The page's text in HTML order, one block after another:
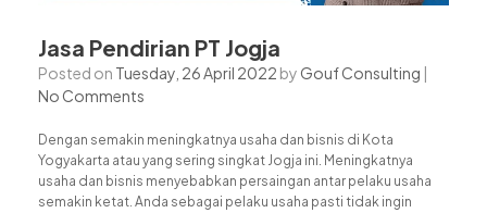
Jasa Pendirian PT Jogja
Posted on Tuesday, 26 April 2022 by Gouf Consulting
No Comments
Dengan semakin meningkatnya usaha dan bisnis di Kota
Yogyakarta atau yang sering singkat Jogja ini. Meningkatnya
usaha dan bisnis menyebabkan persaingan antar pelaku usaha
semakin ketat. Anda sebagai pelaku usaha pasti tidak ingin